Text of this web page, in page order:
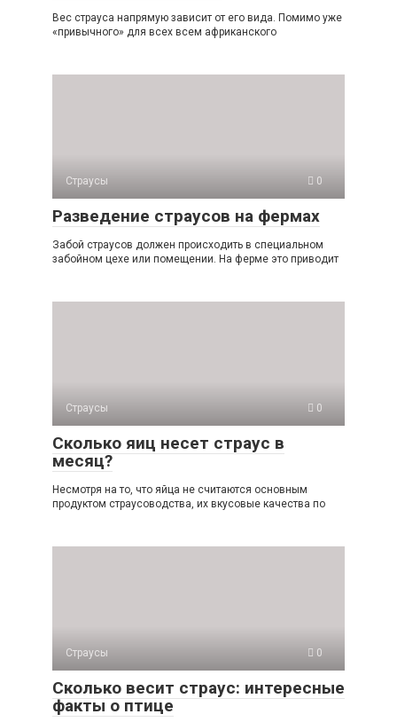
Вес страуса напрямую зависит от его вида. Помимо уже
«привычного» для всех всем африканского
Страусы 0
Разведение страусов на фермах
Забой страусов должен происходить в специальном
забойном цехе или помещении. На ферме это приводит
Страусы 0
Сколько яиц несет страус в
месяц?
Несмотря на то, что яйца не считаются основным
продуктом страусоводства, их вкусовые качества по
Страусы 0
Сколько весит страус: интересные
факты о птице